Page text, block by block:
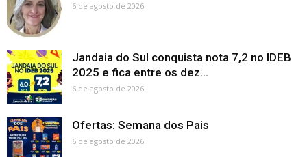
6 de agosto de 2026
Jandaia do Sul conquista nota 7,2 no IDEB
2025 e fica entre os dez...
6 de agosto de 2026
Ofertas: Semana dos Pais
6 de agosto de 2026